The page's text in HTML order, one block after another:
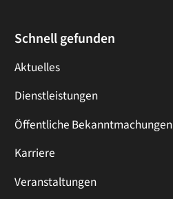
Schnell gefunden
Aktuelles
Dienstleistungen
Öffentliche Bekanntmachungen
Karriere
Veranstaltungen